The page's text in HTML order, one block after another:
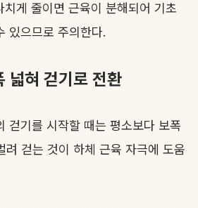
치게 줄이면 근육이 분해되어 기초
있으므로 주의한다.
넓혀 걷기로 전환
걷기를 시작할 때는 평소보다 보폭
걷는 것이 하체 근육 자극에 도움